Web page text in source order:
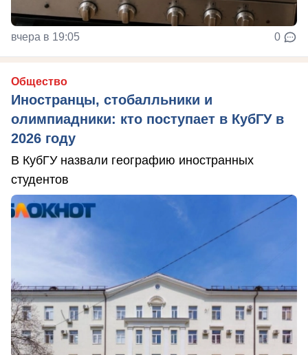
вчера в 19:05 0
Общество
Иностранцы, стобалльники и
олимпиадники: кто поступает в КубГУ в
2026 году
В КубГУ назвали географию иностранных
студентов